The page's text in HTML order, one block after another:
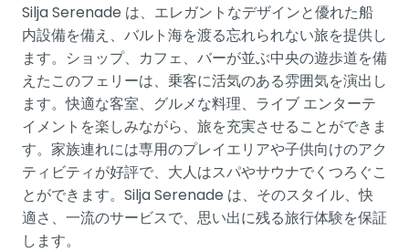
Silja Serenade は、エレガントなデザインと優れた船
内設備を備え、バルト海を渡る忘れられない旅を提供し
ます。ショップ、カフェ、バーが並ぶ中央の遊歩道を備
えたこのフェリーは、乗客に活気のある雰囲気を演出し
ます。快適な客室、グルメな料理、ライブ エンターテ
イメントを楽しみながら、旅を充実させることができま
す。家族連れには専用のプレイエリアや子供向けのアク
ティビティが好評で、大人はスパやサウナでくつろぐこ
とができます。Silja Serenade は、そのスタイル、快
適さ、一流のサービスで、思い出に残る旅行体験を保証
します。